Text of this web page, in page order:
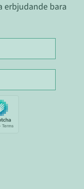
erbjudande bara